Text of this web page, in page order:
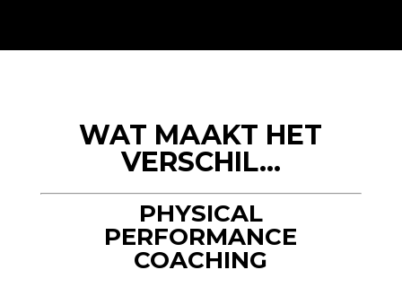
WAT MAAKT HET
VERSCHIL…
PHYSICAL
PERFORMANCE
COACHING